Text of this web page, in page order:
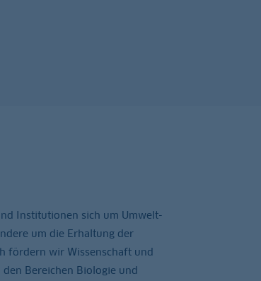
Institutionen sich um Umwelt-
um die Erhaltung der
fördern wir Wissenschaft und
Bereichen Biologie und